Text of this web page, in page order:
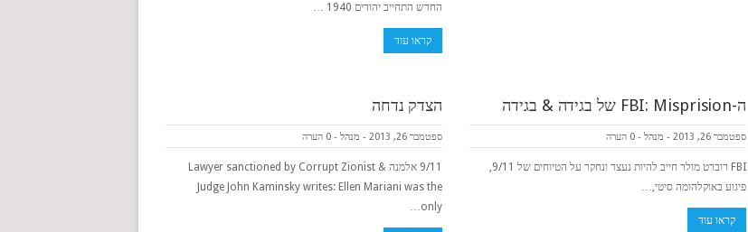
החדש התחייב יהודים 1940 …
קראו עוד
הצדק נדחה
ספטמבר 26, 2013 - מנהל - 0 הערה
9/11 אלמנה & Lawyer sanctioned by Corrupt Zionist
Judge John Kaminsky writes: Ellen Mariani was the
only…
ה-FBI: Misprision של בגידה & בגידה
ספטמבר 26, 2013 - מנהל - 0 הערה
FBI רוברט מולר חייב להיות נעצר ונחקר על הטיוחים של 9/11,
פיגוע באוקלהומה סיטי,…
קראו עוד